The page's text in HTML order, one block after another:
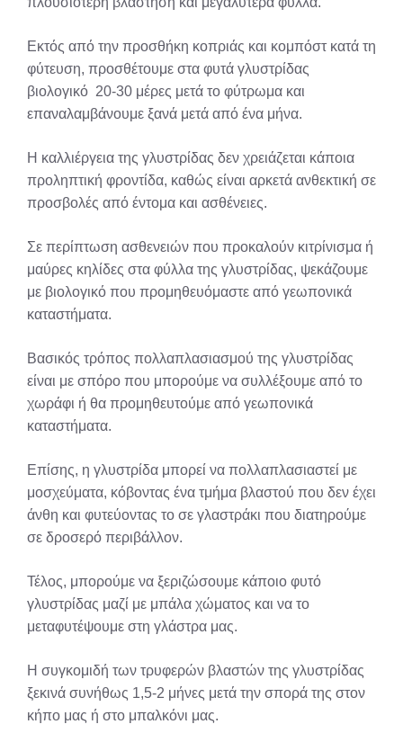
Εκτός από την προσθήκη κοπριάς και κομπόστ κατά τη
φύτευση, προσθέτουμε στα φυτά γλυστρίδας
βιολογικό 20-30 μέρες μετά τo φύτρωμα και
επαναλαμβάνουμε ξανά μετά από ένα μήνα.
Η καλλιέργεια της γλυστρίδας δεν χρειάζεται κάποια
προληπτική φροντίδα, καθώς είναι αρκετά ανθεκτική σε
προσβολές από έντομα και ασθένειες.
Σε περίπτωση ασθενειών που προκαλούν κιτρίνισμα ή
μαύρες κηλίδες στα φύλλα της γλυστρίδας, ψεκάζουμε
με βιολογικό που προμηθευόμαστε από γεωπονικά
καταστήματα.
Βασικός τρόπος πολλαπλασιασμού της γλυστρίδας
είναι με σπόρο που μπορούμε να συλλέξουμε από το
χωράφι ή θα προμηθευτούμε από γεωπονικά
καταστήματα.
Επίσης, η γλυστρίδα μπορεί να πολλαπλασιαστεί με
μοσχεύματα, κόβοντας ένα τμήμα βλαστού που δεν έχει
άνθη και φυτεύοντας το σε γλαστράκι που διατηρούμε
σε δροσερό περιβάλλον.
Τέλος, μπορούμε να ξεριζώσουμε κάποιο φυτό
γλυστρίδας μαζί με μπάλα χώματος και να το
μεταφυτέψουμε στη γλάστρα μας.
Η συγκομιδή των τρυφερών βλαστών της γλυστρίδας
ξεκινά συνήθως 1,5-2 μήνες μετά την σπορά της στον
κήπο μας ή στο μπαλκόνι μας.